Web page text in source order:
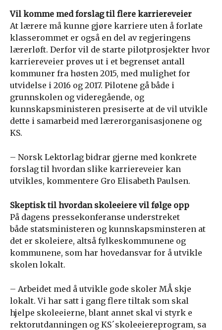
Vil komme med forslag til flere karriereveier
At lærere må kunne gjøre karriere uten å forlate
klasserommet er også en del av regjeringens
lærerløft. Derfor vil de starte pilotprosjekter hvor
karriereveier prøves ut i et begrenset antall
kommuner fra høsten 2015, med mulighet for
utvidelse i 2016 og 2017. Pilotene gå både i
grunnskolen og videregående, og
kunnskapsministeren presiserte at de vil utvikle
dette i samarbeid med lærerorganisasjonene og
KS.
– Norsk Lektorlag bidrar gjerne med konkrete
forslag til hvordan slike karriereveier kan
utvikles, kommentere Gro Elisabeth Paulsen.
Skeptisk til hvordan skoleeiere vil følge opp
På dagens pressekonferanse understreket
både statsministeren og kunnskapsminsteren at
det er skoleiere, altså fylkeskommunene og
kommunene, som har hovedansvar for å utvikle
skolen lokalt.
– Arbeidet med å utvikle gode skoler MÅ skje
lokalt. Vi har satt i gang flere tiltak som skal
hjelpe skoleeierne, blant annet skal vi styrk e
rektorutdanningen og KS´skoleeiereprogram, sa